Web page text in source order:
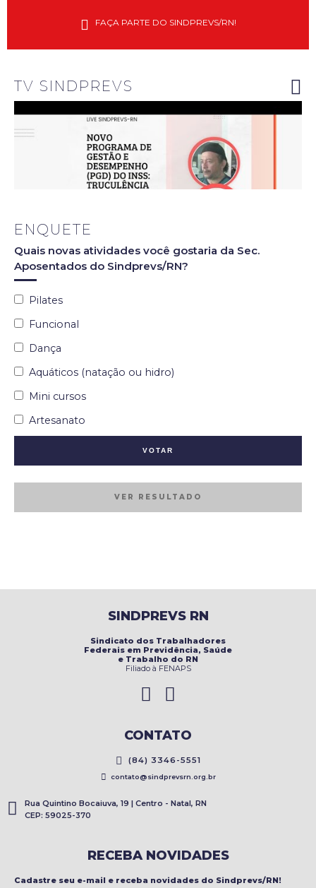
FAÇA PARTE DO SINDPREVS/RN!
TV SINDPREVS
explanam
do INSS
ENQUETE
Quais novas atividades você gostaria da Sec.
Aposentados do Sindprevs/RN?
Pilates
Funcional
Dança
Aquáticos (natação ou hidro)
Mini cursos
Artesanato
VER RESULTADO
SINDPREVS RN
Sindicato dos Trabalhadores
Federais em Previdência, Saúde
e Trabalho do RN
Filiado à FENAPS
CONTATO
(84) 3346-5551
contato@sindprevsrn.org.br
Rua Quintino Bocaiuva, 19 | Centro - Natal, RN
CEP: 59025-370
RECEBA NOVIDADES
Cadastre seu e-mail e receba novidades do Sindprevs/RN!